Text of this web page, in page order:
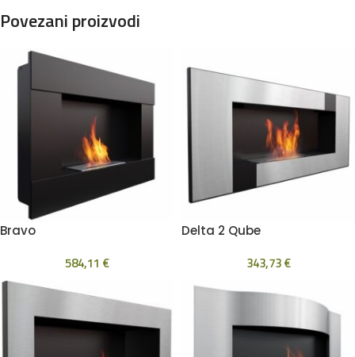
Povezani proizvodi
Bravo
584,11 €
Delta 2 Qube
343,73€